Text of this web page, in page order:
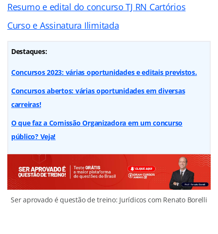
Resumo e edital do concurso TJ RN Cartórios
Curso e Assinatura Ilimitada
Destaques:
Concursos 2023: várias oportunidades e editais previstos.
Concursos abertos: várias oportunidades em diversas
carreiras!
O que faz a Comissão Organizadora em um concurso
público? Veja!
Ser aprovado é questão de treino: Jurídicos com Renato Borelli